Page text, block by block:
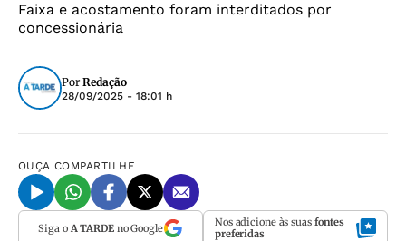
Faixa e acostamento foram interditados por
concessionária
Por Redação
28/09/2025 - 18:01 h
OUÇA COMPARTILHE
Siga o A TARDEno Google Nos adicione às suas fontes
preferidas